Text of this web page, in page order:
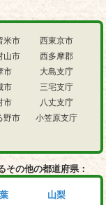
米市
山市
市
市
市
野市
西東京市
西多摩郡
大島支庁
三宅支庁
八丈支庁
小笠原支庁
その他の都道府県：
山梨